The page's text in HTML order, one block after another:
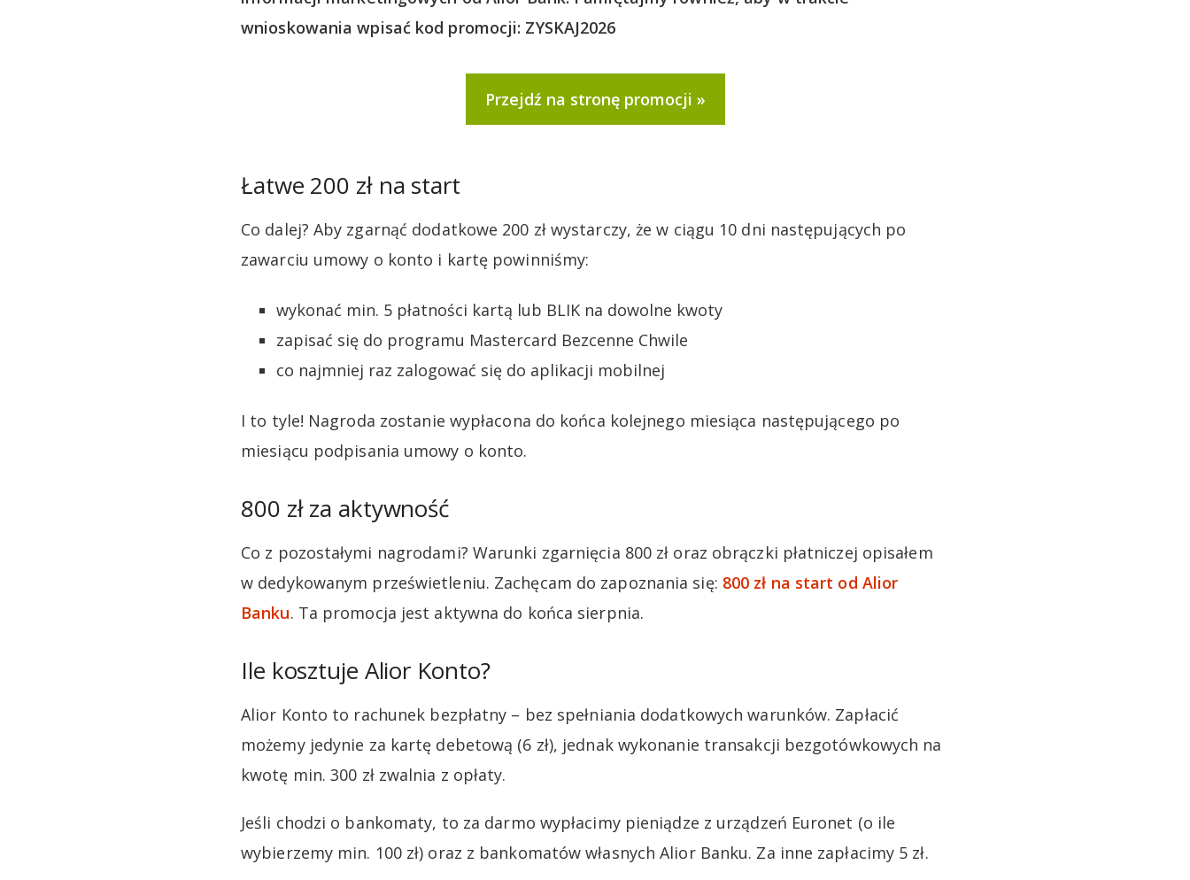
wnioskowania wpisać kod promocji: ZYSKAJ2026
Przejdź na stronę promocji
Łatwe 200 zł na start
Co dalej? Aby zgarnąć dodatkowe 200 zł wystarczy, że w ciągu 10 dni następujących po
zawarciu umowy o konto i kartę powinniśmy:
wykonać min. 5 płatności kartą lub BLIK na dowolne kwoty
zapisać się do programu Mastercard Bezcenne Chwile
co najmniej raz zalogować się do aplikacji mobilnej
I to tyle! Nagroda zostanie wypłacona do końca kolejnego miesiąca następującego po
miesiącu podpisania umowy o konto.
800 zł za aktywność
Co z pozostałymi nagrodami? Warunki zgarnięcia 800 zł oraz obrączki płatniczej opisałem
w dedykowanym prześwietleniu. Zachęcam do zapoznania się: 800 zł na start od Alior
Banku. Ta promocja jest aktywna do końca sierpnia.
Ile kosztuje Alior Konto?
Alior Konto to rachunek bezpłatny – bez spełniania dodatkowych warunków. Zapłacić
możemy jedynie za kartę debetową (6 zł), jednak wykonanie transakcji bezgotówkowych na
kwotę min. 300 zł zwalnia z opłaty.
Jeśli chodzi o bankomaty, to za darmo wypłacimy pieniądze z urządzeń Euronet (o ile
wybierzemy min. 100 zł) oraz z bankomatów własnych Alior Banku. Za inne zapłacimy 5 zł.